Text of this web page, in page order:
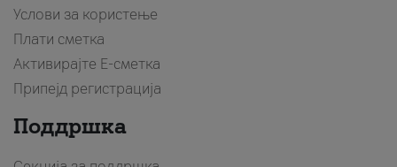
Услови за користење
Плати сметка
Активирајте Е-сметка
Припејд регистрација
Поддршка